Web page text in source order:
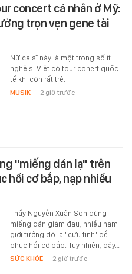
concert cá nhân ở Mỹ:
trọn vẹn gene tài
Nữ ca sĩ này là một trong số ít
nghệ sĩ Việt có tour conert quốc
tế khi còn rất trẻ.
MUSIK - 2 giờ trước
"miếng dán lạ" trên
hồi cơ bắp, nạp nhiều
Thấy Nguyễn Xuân Son dùng
miếng dán giảm đau, nhiều nam
giới tưởng đó là "cứu tinh" để
phục hồi cơ bắp. Tuy nhiên, đây…
SỨC KHỎE - 2 giờ trước